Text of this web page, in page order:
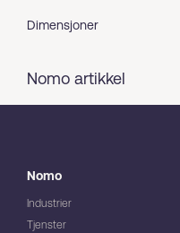
Dimensjoner
Nomo artikkel
Nomo
Industrier
Tjenster